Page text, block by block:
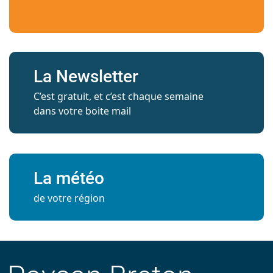
La Newsletter
C’est gratuit, et c’est chaque semaine
dans votre boite mail
La météo
de votre région